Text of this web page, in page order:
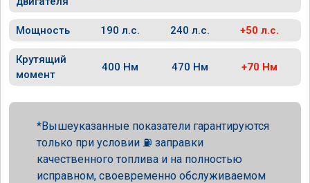
Мощность 190 л.с. 240 л.с. +50 л.с.
Крутящий
момент
400 Нм 470 Нм +70 Нм
Вышеуказанные показатели гарантируются
только при условии ⛽ заправки
качественного топлива и на полностью
исправном, своевременно обслуживаемом